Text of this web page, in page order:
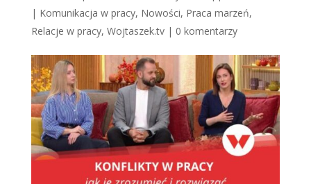
| Komunikacja w pracy, Nowości, Praca marzeń,
Relacje w pracy, Wojtaszek.tv| 0 komentarzy